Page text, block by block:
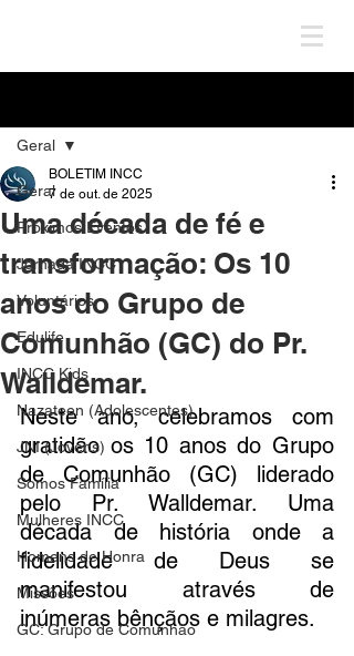
Geral
Próximos Eventos
Jornada INCC
Voluntários
Edulife
INCC Kids
Nazateen (Adolescentes)
JNI (Jovens)
Somos Família
Mulheres INCC
Homens de Honra
Missões
GC: Grupo de Comunhão
Geral
Uma década de fé e
transformação: Os 10
anos do Grupo de
Comunhão (GC) do Pr.
Walldemar.
BOLETIM INCC
7 de out. de 2025
Neste ano, celebramos com
gratidão os 10 anos do Grupo
de Comunhão (GC) liderado
pelo Pr. Walldemar. Uma
década de história onde a
fidelidade de Deus se
manifestou através de
inúmeras bênçãos e milagres.